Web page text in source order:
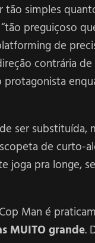
simples
preguiçoso
de
contrária
ser
de curto-
pra longe,
Man é
MUITO grande.